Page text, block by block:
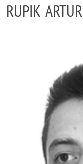
RUPIK ARTUR